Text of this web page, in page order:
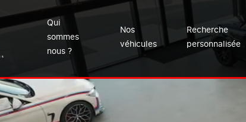
Qui
sommes
nous ?
Nos
véhicules
Recherche
personnalisée